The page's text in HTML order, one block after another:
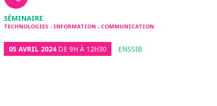
SÉMINAIRE
TECHNOLOGIES - INFORMATION - COMMUNICATION
05 AVRIL 2024DE 9H À 12H30 ENSSIB